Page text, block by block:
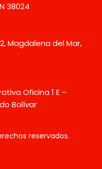
38024
Magdalena del Mar,
Oficina 1 E –
Bolívar
reservados.